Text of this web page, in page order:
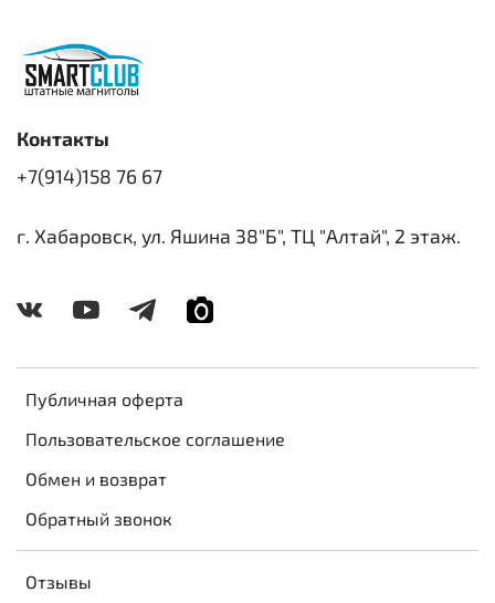
Публичная оферта
Пользовательское соглашение
Обмен и возврат
Обратный звонок
Отзывы
Контакты
+7(914)158 76 67
г. Хабаровск, ул. Яшина 38"Б", ТЦ "Алтай", 2 этаж.